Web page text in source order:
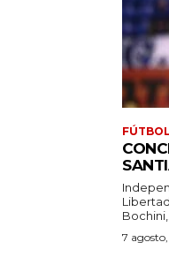
Bochini,...
7